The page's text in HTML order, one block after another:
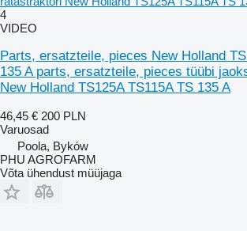
4
VIDEO
Parts, ersatzteile, pieces New Holland
135 A parts, ersatzteile, pieces tüübi
New Holland TS125A TS115A TS 135 A
46,45 € 200 PLN
Varuosad
Poola, Byków
PHU AGROFARM
Võta ühendust müüjaga